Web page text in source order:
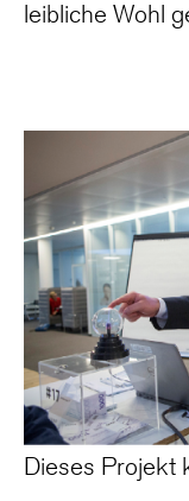
leibliche Wohl
Dieses Projekt